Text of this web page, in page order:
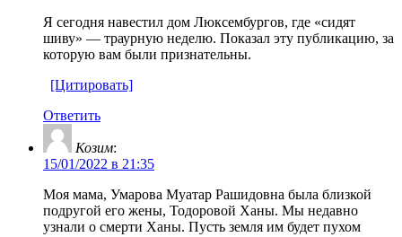
Я сегодня навестил дом Люксембургов, где «сидят
шиву» — траурную неделю. Показал эту публикацию, за
которую вам были признательны.
[Цитировать]
Ответить
Козим:
15/01/2022 в 21:35
Моя мама, Умарова Муатар Рашидовна была близкой
подругой его жены, Тодоровой Ханы. Мы недавно
узнали о смерти Ханы. Пусть земля им будет пухом